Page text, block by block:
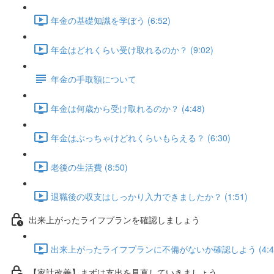
年金の基礎知識を学ぼう (6:52)
年金はどれくらい受け取れるのか？ (9:02)
年金の手取額について
年金は何歳から受け取れるのか？ (4:48)
年金はぶっちゃけどれくらいもらえる？ (6:30)
老後の生活費 (8:50)
退職後の収支はしっかり入力できましたか？ (1:51)
出来上がったライフプランを確認しましょう
出来上がったライフプランに不備がないか確認しよう